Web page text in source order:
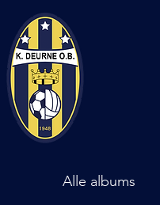
Alle albums